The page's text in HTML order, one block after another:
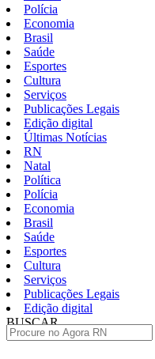
Polícia
Economia
Brasil
Saúde
Esportes
Cultura
Serviços
Publicações Legais
Edição digital
Últimas Notícias
RN
Natal
Política
Polícia
Economia
Brasil
Saúde
Esportes
Cultura
Serviços
Publicações Legais
Edição digital
BUSCAR